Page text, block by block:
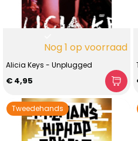
Nog 1 op voorraad
Alicia Keys - Unplugged
€ 4,95
Tweedehands